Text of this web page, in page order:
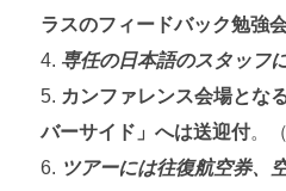
ラスのフィードバック勉強
専任の日本語のスタッフ
カンファレンス会場とな
バーサイド」へは送迎付。
ツアーには往復航空券、